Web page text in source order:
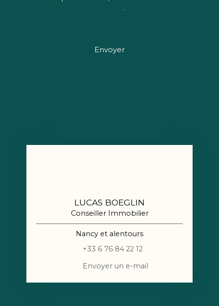
.
Envoyer
LUCAS BOEGLIN
Conseiller Immobilier
Nancy et alentours
+33 6 76 84 22 12
Envoyer un e-mail